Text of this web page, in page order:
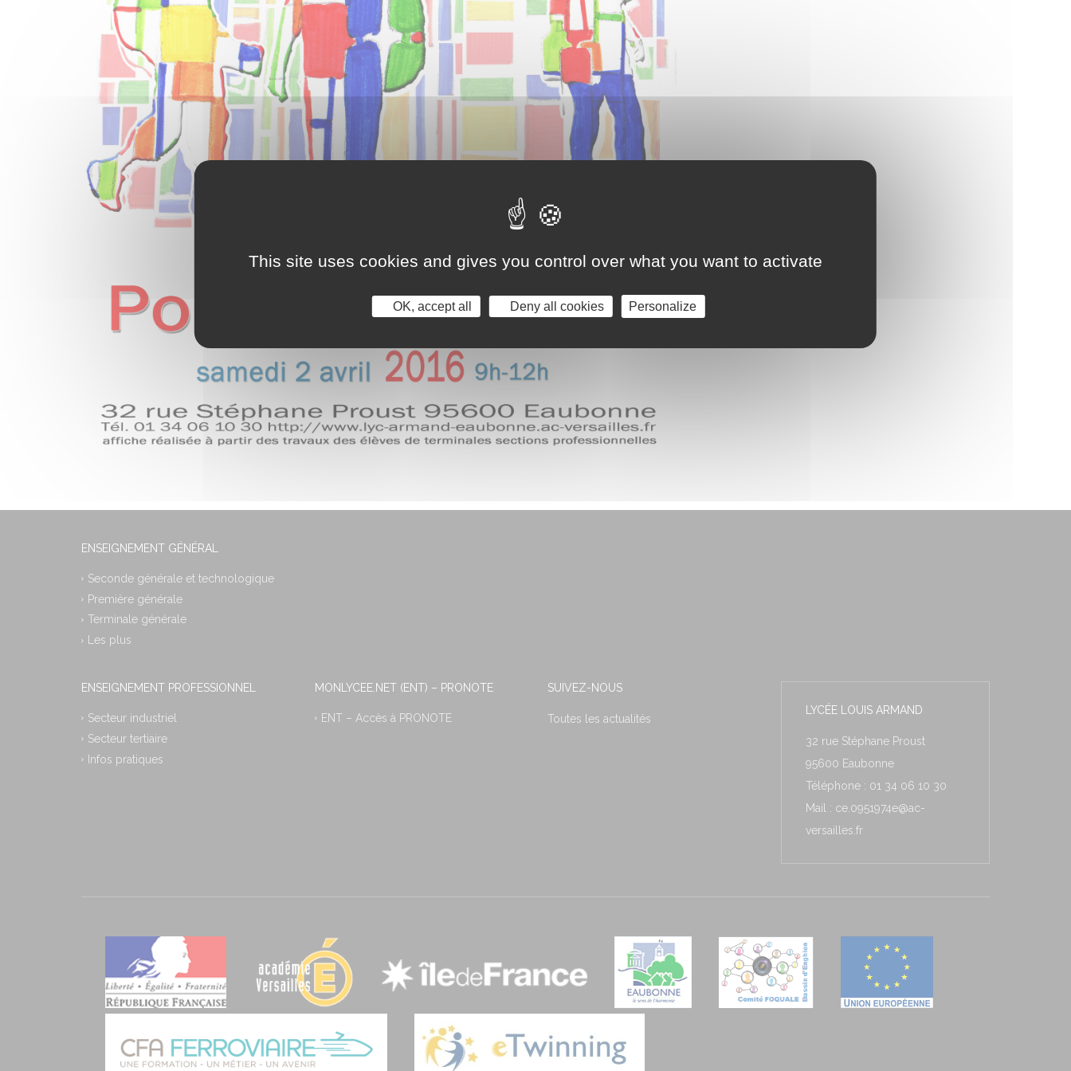
ENSEIGNEMENT GÉNÉRAL
Seconde générale et technologique
Première générale
Terminale générale
Les plus
ENSEIGNEMENT PROFESSIONNEL
Secteur industriel
Secteur tertiaire
Infos pratiques
MONLYCEE.NET (ENT) – PRONOTE
ENT – Accès à PRONOTE
SUIVEZ-NOUS
Toutes les actualités
LYCÉE LOUIS ARMAND
32 rue Stéphane Proust
95600 Eaubonne
Téléphone : 01 34 06 10 30
Mail : ce.0951974e@ac-
versailles.fr
This site uses cookies and gives you control over what you want to activate
OK, accept all Deny all cookies Personalize